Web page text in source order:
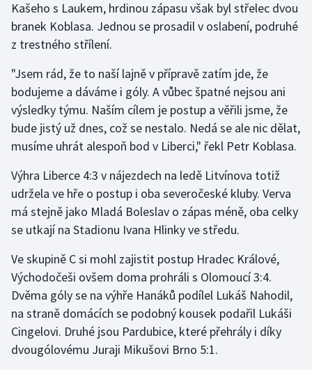
Ostatní
Kašeho s Laukem, hrdinou zápasu však byl střelec dvou
branek Koblasa. Jednou se prosadil v oslabení, podruhé
z trestného střílení.
"Jsem rád, že to naší lajně v přípravě zatím jde, že
bodujeme a dáváme i góly. A vůbec špatné nejsou ani
výsledky týmu. Naším cílem je postup a věřili jsme, že
bude jistý už dnes, což se nestalo. Nedá se ale nic dělat,
musíme uhrát alespoň bod v Liberci," řekl Petr Koblasa.
Výhra Liberce 4:3 v nájezdech na ledě Litvínova totiž
udržela ve hře o postup i oba severočeské kluby. Verva
má stejně jako Mladá Boleslav o zápas méně, oba celky
se utkají na Stadionu Ivana Hlinky ve středu.
Ve skupině C si mohl zajistit postup Hradec Králové,
Východočeši ovšem doma prohráli s Olomoucí 3:4.
Dvěma góly se na výhře Hanáků podílel Lukáš Nahodil,
na straně domácích se podobný kousek podařil Lukáši
Cingelovi. Druhé jsou Pardubice, které přehrály i díky
dvougólovému Juraji Mikušovi Brno 5:1.